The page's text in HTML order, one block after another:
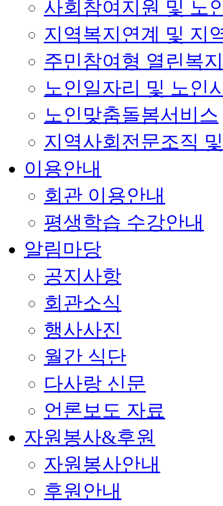
사회참여지원 및 노
지역복지연계 및 지
주민참여형 열린복
노인일자리 및 노인
노인맞춤돌봄서비스
지역사회전문조직
이용안내
회관 이용안내
평생학습 수강안내
알림마당
공지사항
회관소식
행사사진
월간 식단
다사랑 신문
언론보도 자료
자원봉사&후원
자원봉사안내
후원안내